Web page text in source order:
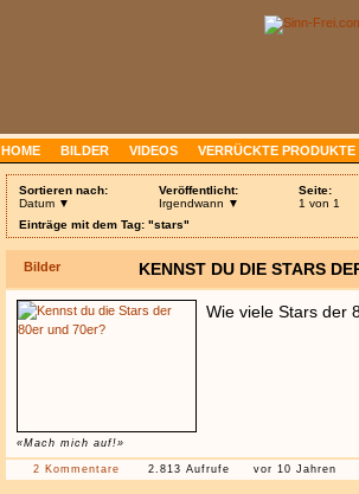
HOME BILDER VIDEOS VERRÜCKTE PRODUKTE
Sortieren nach:
Datum ▼
Veröffentlicht:
Irgendwann ▼
Seite:
1 von 1
Einträge mit dem Tag: "stars"
Bilder KENNST DU DIE STARS
«Mach mich auf!»
Wie viele Stars der
2 Kommentare 2.813 Aufrufe vor 10 Jahren